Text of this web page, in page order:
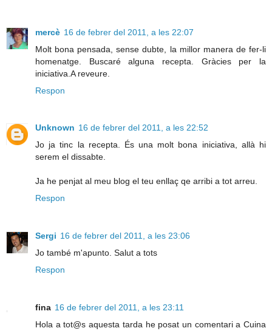
mercè 16 de febrer del 2011, a les 22:07
Molt bona pensada, sense dubte, la millor manera de fer-li
homenatge. Buscaré alguna recepta. Gràcies per la
iniciativa.A reveure.
Respon
Unknown 16 de febrer del 2011, a les 22:52
Jo ja tinc la recepta. És una molt bona iniciativa, allà hi
serem el dissabte.
Ja he penjat al meu blog el teu enllaç qe arribi a tot arreu.
Respon
Sergi 16 de febrer del 2011, a les 23:06
Jo també m'apunto. Salut a tots
Respon
fina 16 de febrer del 2011, a les 23:11
Hola a tot@s aquesta tarda he posat un comentari a Cuina